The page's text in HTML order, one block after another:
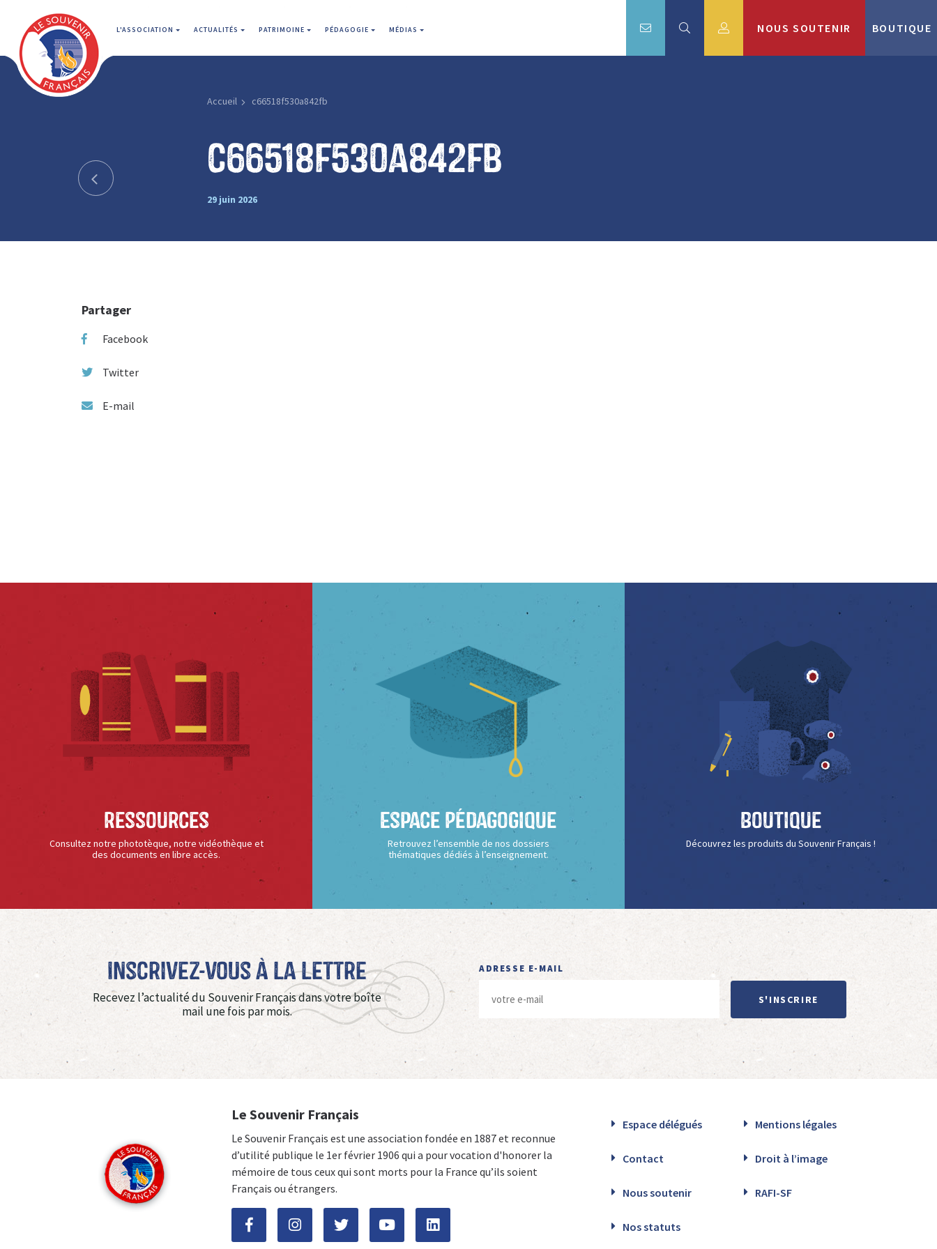
L'ASSOCIATION ACTUALITÉS PATRIMOINE PÉDAGOGIE MÉDIAS NOUS SOUTENIR BOUTIQUE
Accueil c66518f530a842fb
c66518f530a842fb
29 juin 2026
Partager
Facebook
Twitter
E-mail
Ressources
Consultez notre phototèque, notre vidéothèque et
des documents en libre accès.
Espace Pédagogique
Retrouvez l’ensemble de nos dossiers
thématiques dédiés à l’enseignement.
Boutique
Découvrez les produits du Souvenir Français !
Inscrivez-vous à La Lettre
Recevez l’actualité du Souvenir Français dans votre boîte
mail une fois par mois.
ADRESSE E-MAIL
S'INSCRIRE
Le Souvenir Français
Le Souvenir Français est une association fondée en 1887 et reconnue
d’utilité publique le 1er février 1906 qui a pour vocation d'honorer la
mémoire de tous ceux qui sont morts pour la France qu’ils soient
Français ou étrangers.
Espace délégués Mentions légales
Contact Droit à l’image
Nous soutenir RAFI-SF
Nos statuts